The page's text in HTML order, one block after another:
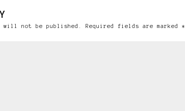
will not be published. Required fields are marked *